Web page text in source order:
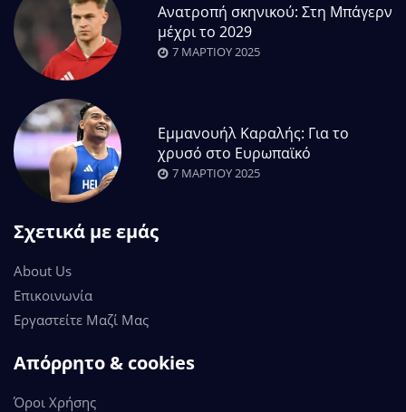
Ανατροπή σκηνικού: Στη Μπάγερν
μέχρι το 2029
7 ΜΑΡΤΊΟΥ 2025
Εμμανουήλ Καραλής: Για το
χρυσό στο Ευρωπαϊκό
7 ΜΑΡΤΊΟΥ 2025
Σχετικά με εμάς
About Us
Επικοινωνία
Εργαστείτε Μαζί Μας
Απόρρητο & cookies
Όροι Χρήσης